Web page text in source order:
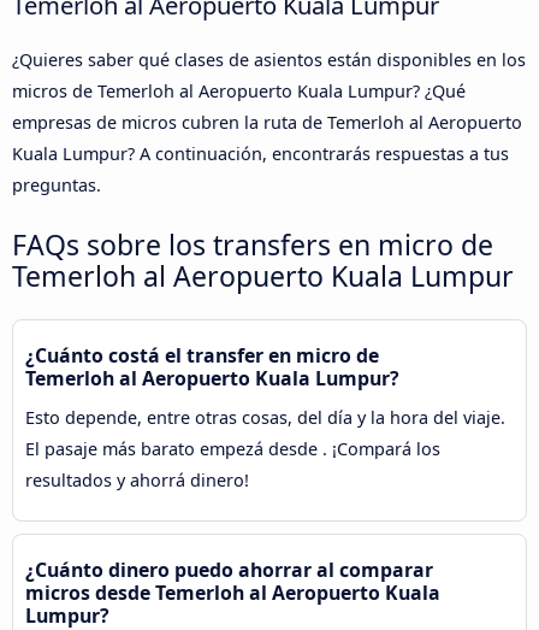
¿Quieres saber qué clases de asientos están disponibles en los
micros de Temerloh al Aeropuerto Kuala Lumpur? ¿Qué
empresas de micros cubren la ruta de Temerloh al Aeropuerto
Kuala Lumpur? A continuación, encontrarás respuestas a tus
preguntas.
FAQs sobre los transfers en micro de
Temerloh al Aeropuerto Kuala Lumpur
¿Cuánto costá el transfer en micro de
Temerloh al Aeropuerto Kuala Lumpur?
Esto depende, entre otras cosas, del día y la hora del viaje.
El pasaje más barato empezá desde . ¡Compará los
resultados y ahorrá dinero!
¿Cuánto dinero puedo ahorrar al comparar
micros desde Temerloh al Aeropuerto Kuala
Lumpur?